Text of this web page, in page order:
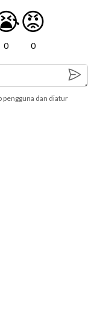
0
😡
0
pengguna dan diatur